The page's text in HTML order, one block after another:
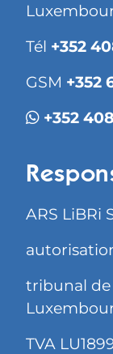
Tél +352
GSM +352
+352
ARS LiBRi
tribunal
TVA